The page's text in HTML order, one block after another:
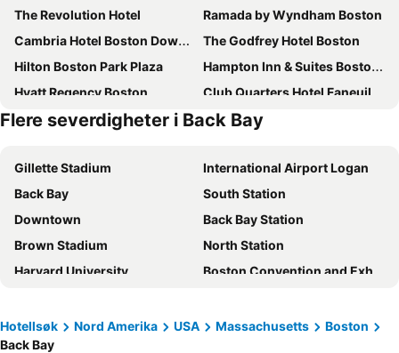
The Revolution Hotel
Ramada by Wyndham Boston
Cambria Hotel Boston Downtown - Seaport
The Godfrey Hotel Boston
Hilton Boston Park Plaza
Hampton Inn & Suites Boston Crosstown Center
Hyatt Regency Boston
Club Quarters Hotel Faneuil Hall, Boston
Harborside Inn
Holiday Inn Express Boston By Ihg
The Colonnade Hotel
Hilton Garden Inn Boston Logan Airport
Moxy Boston Downtown
The Bostonian Hotel Boston
The Dagny Boston
DoubleTree by Hilton Hotel Boston Bayside
The Inn at Longwood Medical
Homewood Suites by Hilton Boston Seaport District
Hyatt Place Boston/Seaport District
Hyatt Regency Boston/Cambridge
Hotel Ivy Boston Common
Intercontinental Hotels Boston By Ihg
Le Méridien Boston Cambridge
Flere severdigheter i Back Bay
Gillette Stadium
International Airport Logan
Back Bay
South Station
Downtown
Back Bay Station
Brown Stadium
North Station
Harvard University
Boston Convention and Exhibition Center
Beacon Hill
Rhode Island T. F. Green International Airport
Portland International Jetport
Hotellsøk Nord Amerika USA Massachusetts
Boston
Back Bay